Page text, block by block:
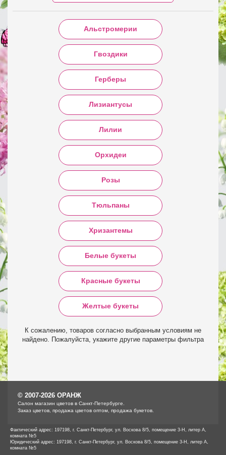
Альстромерии
Гвоздики
Герберы
Лизиантусы
Лилии
Орхидеи
Розы
Тюльпаны
Хризантемы
Белые букеты
Красные букеты
Желтые букеты
К сожалению, товаров согласно выбранным условиям не
найдено. Пожалуйста, укажите другие параметры фильтра
© 2007-2026 ОРАНЖ
Cалон магазин цветов в Санкт-Петербурге.
Заказ цветов, продажа цветов оптом, продажа букетов.
Фактический адрес: 197198, г. Санкт-Петербург, ул. Воскова 8/5, помещение 3-Н, литер А,
комната №5
Юридический адрес: 197198, г. Санкт-Петербург, ул. Воскова 8/5, помещение 3-Н, литер А,
комната №5